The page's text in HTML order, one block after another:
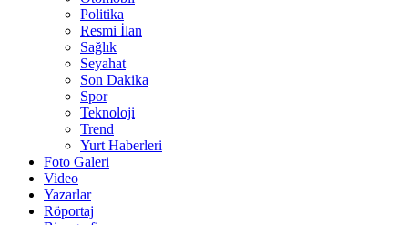
Politika
Resmi İlan
Sağlık
Seyahat
Son Dakika
Spor
Teknoloji
Trend
Yurt Haberleri
Foto Galeri
Video
Yazarlar
Röportaj